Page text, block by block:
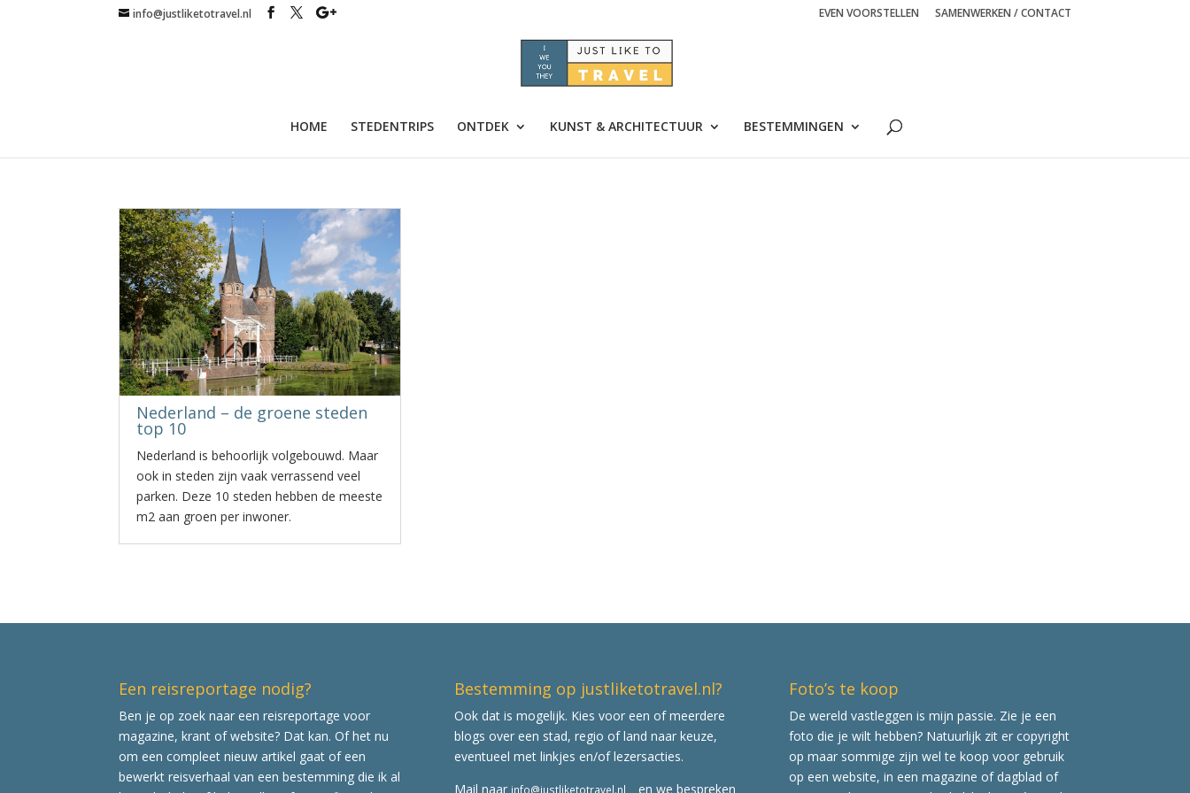
info@justliketotravel.nl EVEN VOORSTELLEN SAMENWERKEN / CONTACT
HOME STEDENTRIPS ONTDEK KUNST & ARCHITECTUUR BESTEMMINGEN
Nederland – de groene steden
top 10
Nederland is behoorlijk volgebouwd. Maar
ook in steden zijn vaak verrassend veel
parken. Deze 10 steden hebben de meeste
m2 aan groen per inwoner.
Een reisreportage nodig?
Ben je op zoek naar een reisreportage voor
magazine, krant of website? Dat kan. Of het nu
om een compleet nieuw artikel gaat of een
bewerkt reisverhaal van een bestemming die ik al
Bestemming op justliketotravel.nl?
Ook dat is mogelijk. Kies voor een of meerdere
blogs over een stad, regio of land naar keuze,
eventueel met linkjes en/of lezersacties.
Mail naar info@justliketotravel.nl en we bespreken
Foto’s te koop
De wereld vastleggen is mijn passie. Zie je een
foto die je wilt hebben? Natuurlijk zit er copyright
op maar sommige zijn wel te koop voor gebruik
op een website, in een magazine of dagblad of